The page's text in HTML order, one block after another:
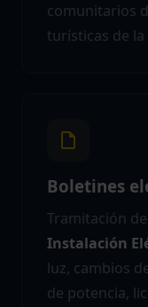
comunitarios
turísticas de
Boletines
Tramitación
Instalación
luz, cambios
de potencia,